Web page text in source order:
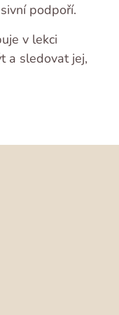
podpoří.
v lekci
a sledovat jej,